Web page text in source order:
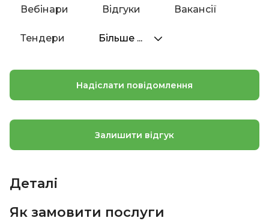
Вебінари Відгуки Вакансії
Тендери Більше ...
Надіслати повідомлення
Залишити відгук
Деталі
Як замовити послуги